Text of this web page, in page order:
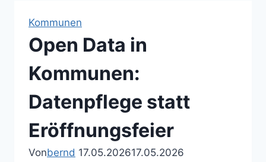
Kommunen
Open Data in
Kommunen:
Datenpflege statt
Eröffnungsfeier
Vonbernd 17.05.202617.05.2026